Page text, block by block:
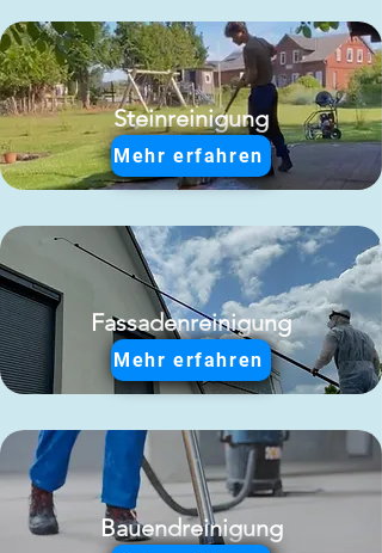
Steinreinigung​
Mehr erfahren
Fassadenreinigung
Mehr erfahren
Bauendreinigung